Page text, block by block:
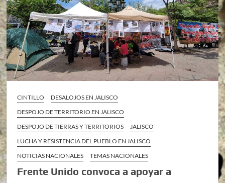
CINTILLO
DESALOJOS EN JALISCO
DESPOJO DE TERRITORIO EN JALISCO
DESPOJO DE TIERRAS Y TERRITORIOS
JALISCO
LUCHA Y RESISTENCIA DEL PUEBLO EN JALISCO
NOTICIAS NACIONALES
TEMAS NACIONALES
Frente Unido convoca a apoyar a